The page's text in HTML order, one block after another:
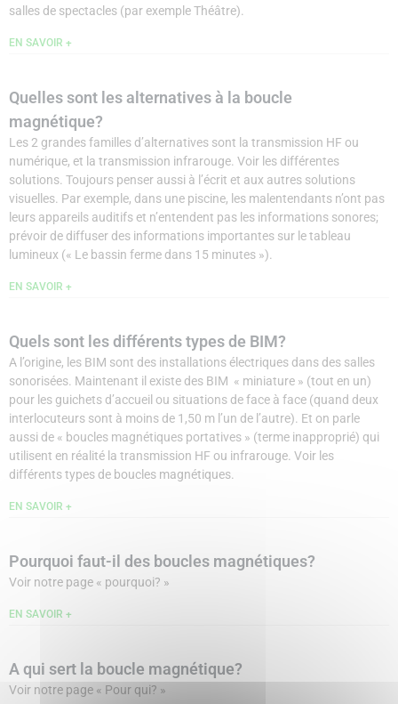
salles de spectacles (par exemple Théâtre).
EN SAVOIR +
Quelles sont les alternatives à la boucle
magnétique?
Les 2 grandes familles d’alternatives sont la transmission HF ou
numérique, et la transmission infrarouge. Voir les différentes
solutions. Toujours penser aussi à l’écrit et aux autres solutions
visuelles. Par exemple, dans une piscine, les malentendants n’ont pas
leurs appareils auditifs et n’entendent pas les informations sonores;
prévoir de diffuser des informations importantes sur le tableau
lumineux (« Le bassin ferme dans 15 minutes »).
EN SAVOIR +
Quels sont les différents types de BIM?
A l’origine, les BIM sont des installations électriques dans des salles
sonorisées. Maintenant il existe des BIM « miniature » (tout en un)
pour les guichets d’accueil ou situations de face à face (quand deux
interlocuteurs sont à moins de 1,50 m l’un de l’autre). Et on parle
aussi de « boucles magnétiques portatives » (terme inapproprié) qui
utilisent en réalité la transmission HF ou infrarouge. Voir les
différents types de boucles magnétiques.
EN SAVOIR +
Pourquoi faut-il des boucles magnétiques?
Voir notre page « pourquoi? »
EN SAVOIR +
A qui sert la boucle magnétique?
Voir notre page « Pour qui? »